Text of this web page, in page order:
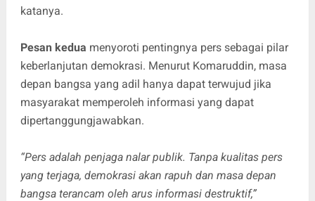
katanya.
Pesan kedua menyoroti pentingnya pers sebagai pilar
keberlanjutan demokrasi. Menurut Komaruddin, masa
depan bangsa yang adil hanya dapat terwujud jika
masyarakat memperoleh informasi yang dapat
dipertanggungjawabkan.
“Pers adalah penjaga nalar publik. Tanpa kualitas pers
yang terjaga, demokrasi akan rapuh dan masa depan
bangsa terancam oleh arus informasi destruktif,”